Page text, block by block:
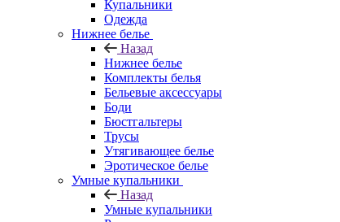
Купальники
Одежда
Нижнее белье
Назад
Нижнее белье
Комплекты белья
Бельевые аксессуары
Боди
Бюстгальтеры
Трусы
Утягивающее белье
Эротическое белье
Умные купальники
Назад
Умные купальники